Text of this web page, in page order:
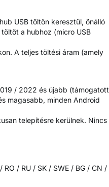
USB töltőn keresztül, önálló
a hubhoz (micro USB
A teljes töltési áram (amely
/ 2022 és újabb (támogatott
magasabb, minden Android
telepítésre kerülnek. Nincs
/ RU / SK / SWE / BG / CN /